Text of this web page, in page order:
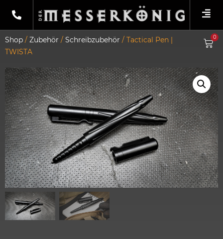
0
Shop / Zubehör / Schreibzubehör / Tactical Pen |
TWISTA